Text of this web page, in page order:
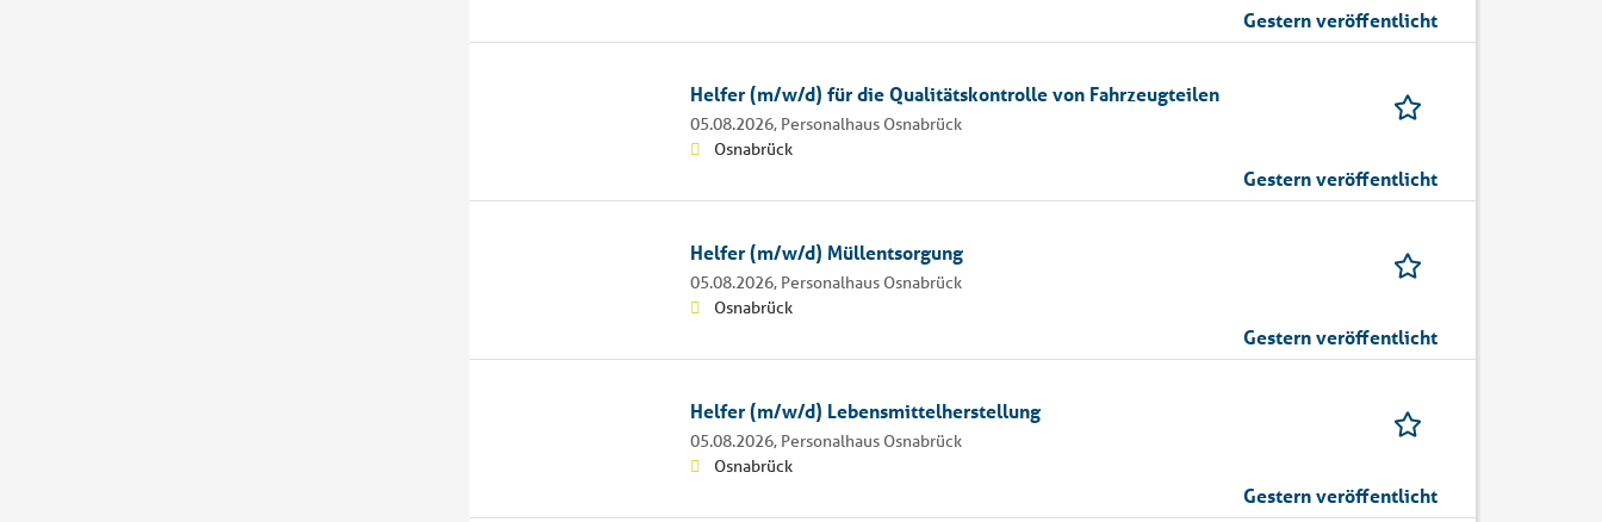
Gestern veröffentlicht
Helfer (m/w/d) für die Qualitätskontrolle von Fahrzeugteilen
05.08.2026, Personalhaus Osnabrück
Osnabrück
Gestern veröffentlicht
Helfer (m/w/d) Müllentsorgung
05.08.2026, Personalhaus Osnabrück
Osnabrück
Gestern veröffentlicht
Helfer (m/w/d) Lebensmittelherstellung
05.08.2026, Personalhaus Osnabrück
Osnabrück
Gestern veröffentlicht